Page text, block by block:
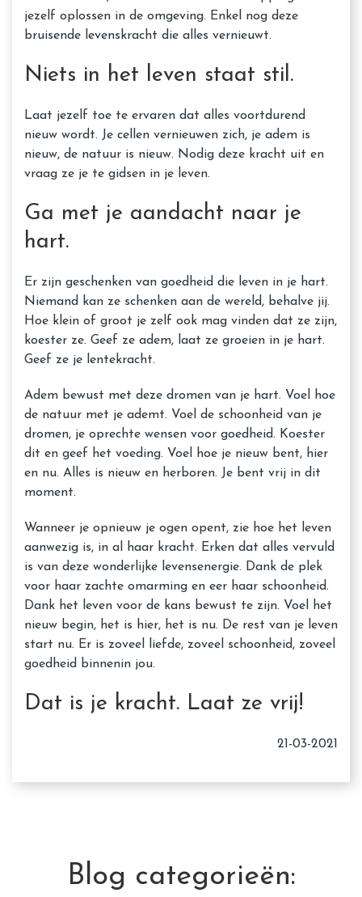
jezelf oplossen in de omgeving. Enkel nog deze
bruisende levenskracht die alles vernieuwt.
Niets in het leven staat stil.
Laat jezelf toe te ervaren dat alles voortdurend
nieuw wordt. Je cellen vernieuwen zich, je adem is
nieuw, de natuur is nieuw. Nodig deze kracht uit en
vraag ze je te gidsen in je leven.
Ga met je aandacht naar je
hart.
Er zijn geschenken van goedheid die leven in je hart.
Niemand kan ze schenken aan de wereld, behalve jij.
Hoe klein of groot je zelf ook mag vinden dat ze zijn,
koester ze. Geef ze adem, laat ze groeien in je hart.
Geef ze je lentekracht.
Adem bewust met deze dromen van je hart. Voel hoe
de natuur met je ademt. Voel de schoonheid van je
dromen, je oprechte wensen voor goedheid. Koester
dit en geef het voeding. Voel hoe je nieuw bent, hier
en nu. Alles is nieuw en herboren. Je bent vrij in dit
moment.
Wanneer je opnieuw je ogen opent, zie hoe het leven
aanwezig is, in al haar kracht. Erken dat alles vervuld
is van deze wonderlijke levensenergie. Dank de plek
voor haar zachte omarming en eer haar schoonheid.
Dank het leven voor de kans bewust te zijn. Voel het
nieuw begin, het is hier, het is nu. De rest van je leven
start nu. Er is zoveel liefde, zoveel schoonheid, zoveel
goedheid binnenin jou.
Dat is je kracht. Laat ze vrij!
21-03-2021
Blog categorieën: